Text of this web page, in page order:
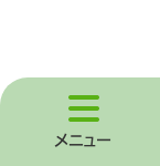
身延町ま
ジョン」